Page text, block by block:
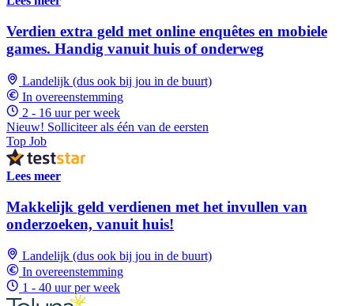
Verdien extra geld met online enquêtes en mobiele
games. Handig vanuit huis of onderweg
Landelijk (dus ook bij jou in de buurt)
In overeenstemming
2 - 16 uur per week
Nieuw! Solliciteer als één van de eersten
Top Job
Lees meer
Makkelijk geld verdienen met het invullen van
onderzoeken, vanuit huis!
Landelijk (dus ook bij jou in de buurt)
In overeenstemming
1 - 40 uur per week